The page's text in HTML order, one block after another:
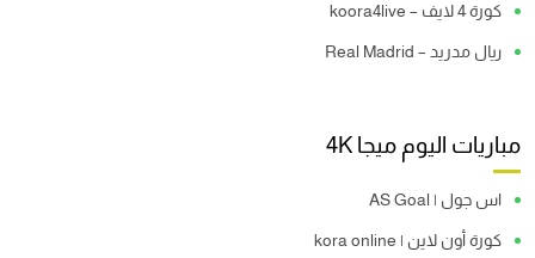
كورة 4 لايف – koora4live
ريال مدريد – Real Madrid
مباريات اليوم ميجا 4K
اس جول | AS Goal
كورة أون لاين | kora online